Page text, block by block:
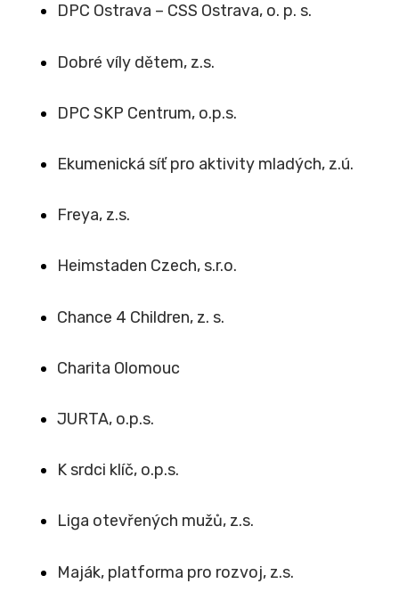
DPC Ostrava – CSS Ostrava, o. p. s.
Dobré víly dětem, z.s.
DPC SKP Centrum, o.p.s.
Ekumenická síť pro aktivity mladých, z.ú.
Freya, z.s.
Heimstaden Czech, s.r.o.
Chance 4 Children, z. s.
Charita Olomouc
JURTA, o.p.s.
K srdci klíč, o.p.s.
Liga otevřených mužů, z.s.
Maják, platforma pro rozvoj, z.s.